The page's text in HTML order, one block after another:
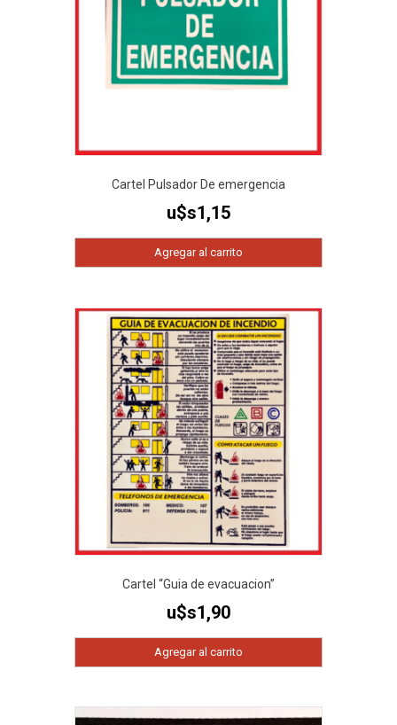
Cartel Pulsador De emergencia
u$s1,15
Agregar al carrito
Cartel “Guia de evacuacion”
u$s1,90
Agregar al carrito